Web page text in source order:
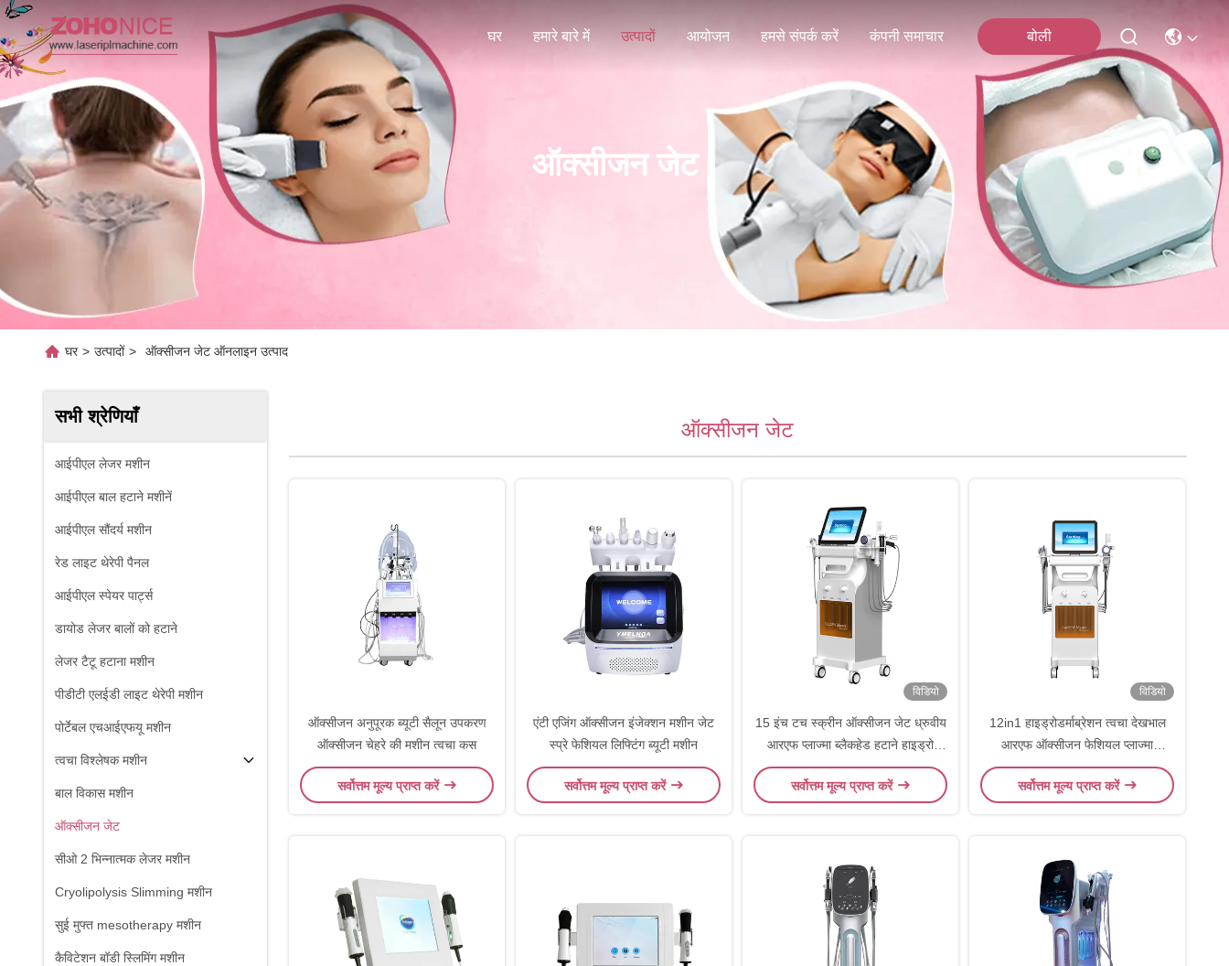
घर हमारे बारे में उत्पादों आयोजन हमसे संपर्क करें कंपनी समाचार बोली
ऑक्सीजन जेट
घर > उत्पादों > ऑक्सीजन जेट ऑनलाइन उत्पाद
सभी श्रेणियाँ
आईपीएल लेजर मशीन
आईपीएल बाल हटाने मशीनें
आईपीएल सौंदर्य मशीन
रेड लाइट थेरेपी पैनल
आईपीएल स्पेयर पार्ट्स
डायोड लेजर बालों को हटाने
लेजर टैटू हटाना मशीन
पीडीटी एलईडी लाइट थेरेपी मशीन
पोर्टेबल एचआईएफयू मशीन
त्वचा विश्लेषक मशीन
बाल विकास मशीन
ऑक्सीजन जेट
सीओ 2 भिन्नात्मक लेजर मशीन
Cryolipolysis Slimming मशीन
सुई मुफ्त mesotherapy मशीन
कैविटेशन बॉडी स्लिमिंग मशीन
ऑक्सीजन जेट
ऑक्सीजन अनुपूरक ब्यूटी सैलून उपकरण
ऑक्सीजन चेहरे की मशीन त्वचा कस
सर्वोत्तम मूल्य प्राप्त करें
एंटी एजिंग ऑक्सीजन इंजेक्शन मशीन जेट
स्प्रे फेशियल लिफ्टिंग ब्यूटी मशीन
सर्वोत्तम मूल्य प्राप्त करें
विडियो
15 इंच टच स्क्रीन ऑक्सीजन जेट ध्रुवीय
आरएफ प्लाज्मा ब्लैकहेड हटाने हाइड्रो
डर्माब्रेशन मशीन
सर्वोत्तम मूल्य प्राप्त करें
विडियो
12in1 हाइड्रोडर्माब्रेशन त्वचा देखभाल
आरएफ ऑक्सीजन फेशियल प्लाज्मा
ऑक्सीजन स्प्रे माइक्रोडर्माब्रेशन उपकरण
सर्वोत्तम मूल्य प्राप्त करें